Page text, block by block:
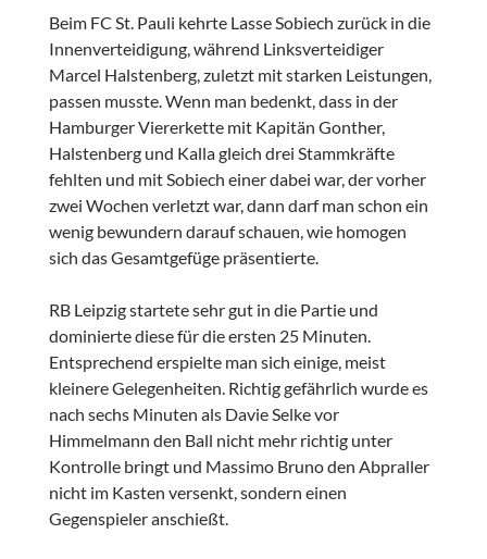
Beim FC St. Pauli kehrte Lasse Sobiech zurück in die
Innenverteidigung, während Linksverteidiger
Marcel Halstenberg, zuletzt mit starken Leistungen,
passen musste. Wenn man bedenkt, dass in der
Hamburger Viererkette mit Kapitän Gonther,
Halstenberg und Kalla gleich drei Stammkräfte
fehlten und mit Sobiech einer dabei war, der vorher
zwei Wochen verletzt war, dann darf man schon ein
wenig bewundern darauf schauen, wie homogen
sich das Gesamtgefüge präsentierte.
RB Leipzig startete sehr gut in die Partie und
dominierte diese für die ersten 25 Minuten.
Entsprechend erspielte man sich einige, meist
kleinere Gelegenheiten. Richtig gefährlich wurde es
nach sechs Minuten als Davie Selke vor
Himmelmann den Ball nicht mehr richtig unter
Kontrolle bringt und Massimo Bruno den Abpraller
nicht im Kasten versenkt, sondern einen
Gegenspieler anschießt.